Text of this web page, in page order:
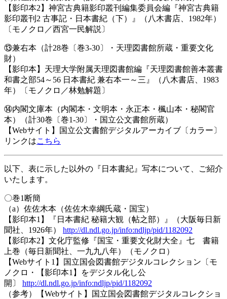
【影印本2】神宮古典籍影印叢刊編集委員会編『神宮古典籍
影印叢刊2 古事記・日本書紀（下）』（八木書店、1982年）
〔モノクロ／西宮一民解説〕
⑬兼右本（計28巻〔巻3-30〕・天理図書館所蔵・重要文化
財）
【影印本】天理大学附属天理図書館編『天理図書館善本叢書
和書之部54～56 日本書紀 兼右本一～三』（八木書店、1983
年）〔モノクロ／林勉解題〕
⑭内閣文庫本（内閣本・文明本・永正本・楓山本・秘閣官
本）（計30巻〔巻1-30〕・国立公文書館所蔵）
【Webサイト】国立公文書館デジタルアーカイブ〔カラー〕
リンクはこちら
以下、表に示した以外の『日本書紀』写本について、ご紹介
いたします。
〇巻1断簡
（a）佐佐木本（佐佐木幸綱氏蔵・国宝）
【影印本1】『日本書紀 秘籍大観（帖之部）』（大阪毎日新
聞社、1926年） http://dl.ndl.go.jp/info:ndljp/pid/1182092
【影印本2】文化庁監修『国宝・重要文化財大全』七 書籍
上巻（毎日新聞社、一九九八年）（モノクロ）
【Webサイト1】国立国会図書館デジタルコレクション〔モ
ノクロ・【影印本1】をデジタル化し公
開〕 http://dl.ndl.go.jp/info:ndljp/pid/1182092
（参考）【Webサイト】国立国会図書館デジタルコレクショ